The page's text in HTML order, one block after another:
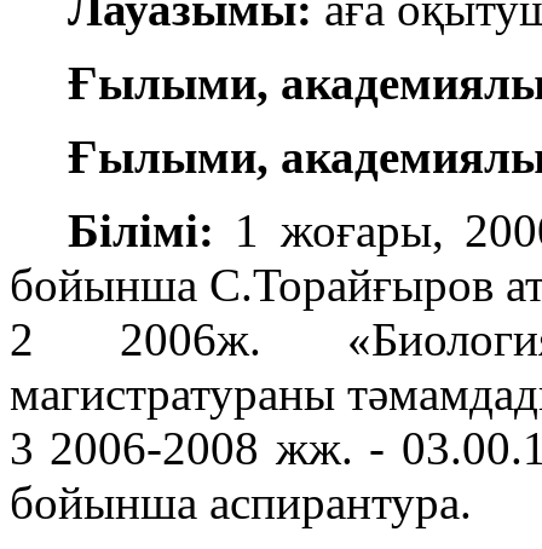
Ғылыми,
Ғылыми,
Білімі: 1 жоғары,
бойынша С.Торайғыров
2 2006ж.
магистратураны
3 2006-2008 жж. -
бойынша аспирантура.